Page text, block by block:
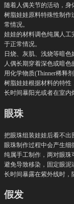
随着人偶关节的活动，身
树脂娃娃原料特殊性制作
常情况。
娃娃的材料调色纯属人
于正常情况。
日烧、灰肌、浅烧等暗色
人偶长期穿着深色或暗色
用化学物质(Thinner稀释
树脂娃娃根据材料的特性
长时间暴阳光或者在室内
眼珠
把眼珠组装娃娃后看不出
眼珠制作过程中会产生细
纯属手工制作，两对眼珠
避免导致移染，固定眼泥
长时间暴露在紫外线时，
假发